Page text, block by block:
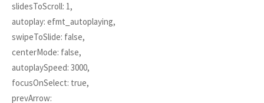
slidesToScroll: 1,
autoplay: efmt_autoplaying,
swipeToSlide: false,
centerMode: false,
autoplaySpeed: 3000,
focusOnSelect: true,
prevArrow: